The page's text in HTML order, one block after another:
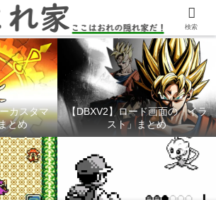
チャンネル「ここれ家」
カスタマ
とめ
【DBXV2】ロード画面の「イラ
スト」まとめ
検索